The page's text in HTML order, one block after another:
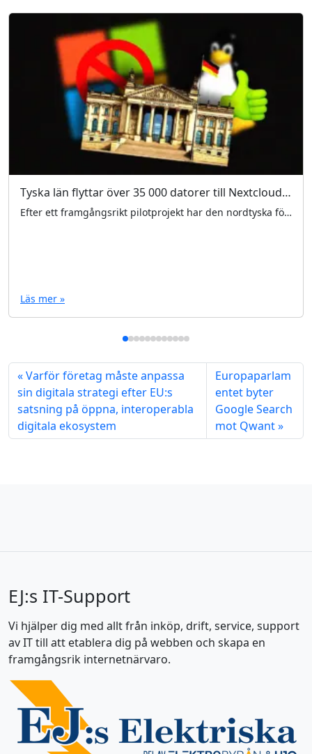
Tyska län flyttar över 35 000 datorer till Nextcloud och LibreOffice
Efter ett framgångsrikt pilotprojekt har den nordtyska förbundsstaten Schleswig-Holstein beslutat att gå från Microsoft Windows och Microsoft Office till Linux […]
Läs mer »
Varför företag måste anpassa
sin digitala strategi efter EU:s
satsning på öppna, interoperabla
digitala ekosystem
Europaparlam
entet byter
Google Search
mot Qwant
EJ:s IT-Support
Vi hjälper dig med allt från inköp, drift, service, support
av IT till att etablera dig på webben och skapa en
framgångsrik internetnärvaro.